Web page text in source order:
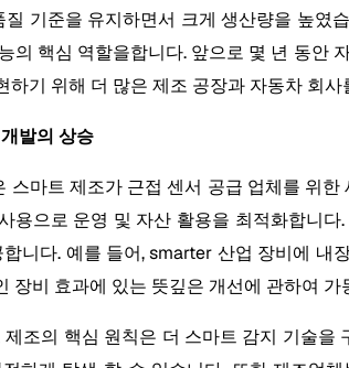
기준을 유지하면서 크게 생산량을 높
핵심 역할을합니다. 앞으로 몇 년 동안
기 위해 더 많은 제조 공장과 자동차 회
발의 상승
마트 제조가 근접 센서 공급 업체를 위
용으로 운영 및 자산 활용을 최적화합니
니다. 예를 들어, smarter 산업 장비에
비 효과에 있는 뜻깊은 개선에 관하여
조의 핵심 원칙은 더 스마트 감지 기술